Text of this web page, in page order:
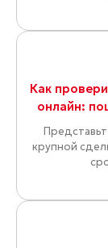
Как
онлайн:
крупной